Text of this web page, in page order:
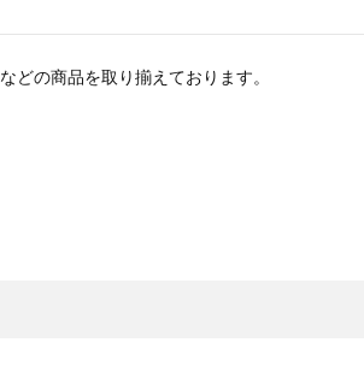
などの商品を取り揃えております。